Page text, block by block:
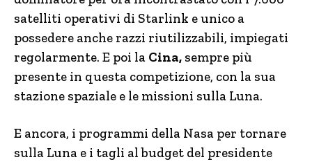
satelliti operativi di Starlink e unico a
possedere anche razzi riutilizzabili, impiegati
regolarmente. E poi la Cina, sempre più
presente in questa competizione, con la sua
stazione spaziale e le missioni sulla Luna.
E ancora, i programmi della Nasa per tornare
sulla Luna e i tagli al budget del presidente